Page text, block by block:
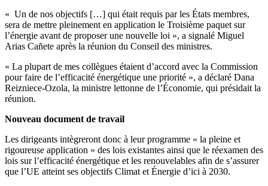
« Un de nos objectifs […] qui était requis par les États membres,
sera de mettre pleinement en application le Troisième paquet sur
l’énergie avant de proposer une nouvelle loi », a signalé Miguel
Arias Cañete après la réunion du Conseil des ministres.
« La plupart de mes collègues étaient d’accord avec la Commission
pour faire de l’efficacité énergétique une priorité », a déclaré Dana
Reizniece-Ozola, la ministre lettonne de l’Économie, qui présidait la
réunion.
Nouveau document de travail
Les dirigeants intègreront donc à leur programme « la pleine et
rigoureuse application » des lois existantes ainsi que le réexamen des
lois sur l’efficacité énergétique et les renouvelables afin de s’assurer
que l’UE atteint ses objectifs Climat et Énergie d’ici à 2030.